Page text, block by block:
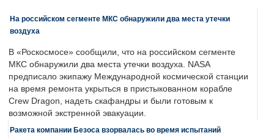
На российском сегменте МКС обнаружили два места утечки
воздуха
В «Роскосмосе» сообщили, что на российском сегменте
МКС обнаружили два места утечки воздуха. NASA
предписало экипажу Международной космической станции
на время ремонта укрыться в пристыкованном корабле
Crew Dragon, надеть скафандры и были готовым к
возможной экстренной эвакуации.
Ракета компании Безоса взорвалась во время испытаний